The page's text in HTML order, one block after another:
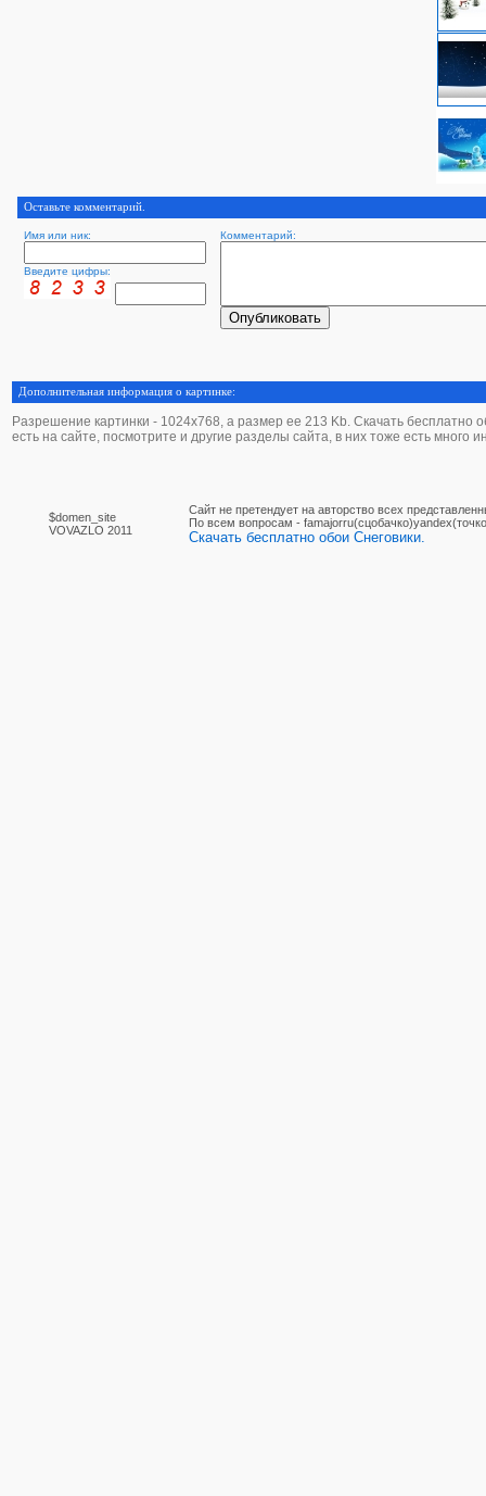
Оставьте комментарий.
Имя или ник: Комментарий:
Введите цифры:
Дополнительная информация о картинке:
Разрешение картинки - 1024х768, а размер ее 213 Kb. Скачать бесплатно
есть на сайте, посмотрите и другие разделы сайта, в них тоже есть много
$domen_site
VOVAZLO 2011
Сайт не претендует на авторство всех
По вcем вопросам -
Скачать бесплатно обои Снеговики.